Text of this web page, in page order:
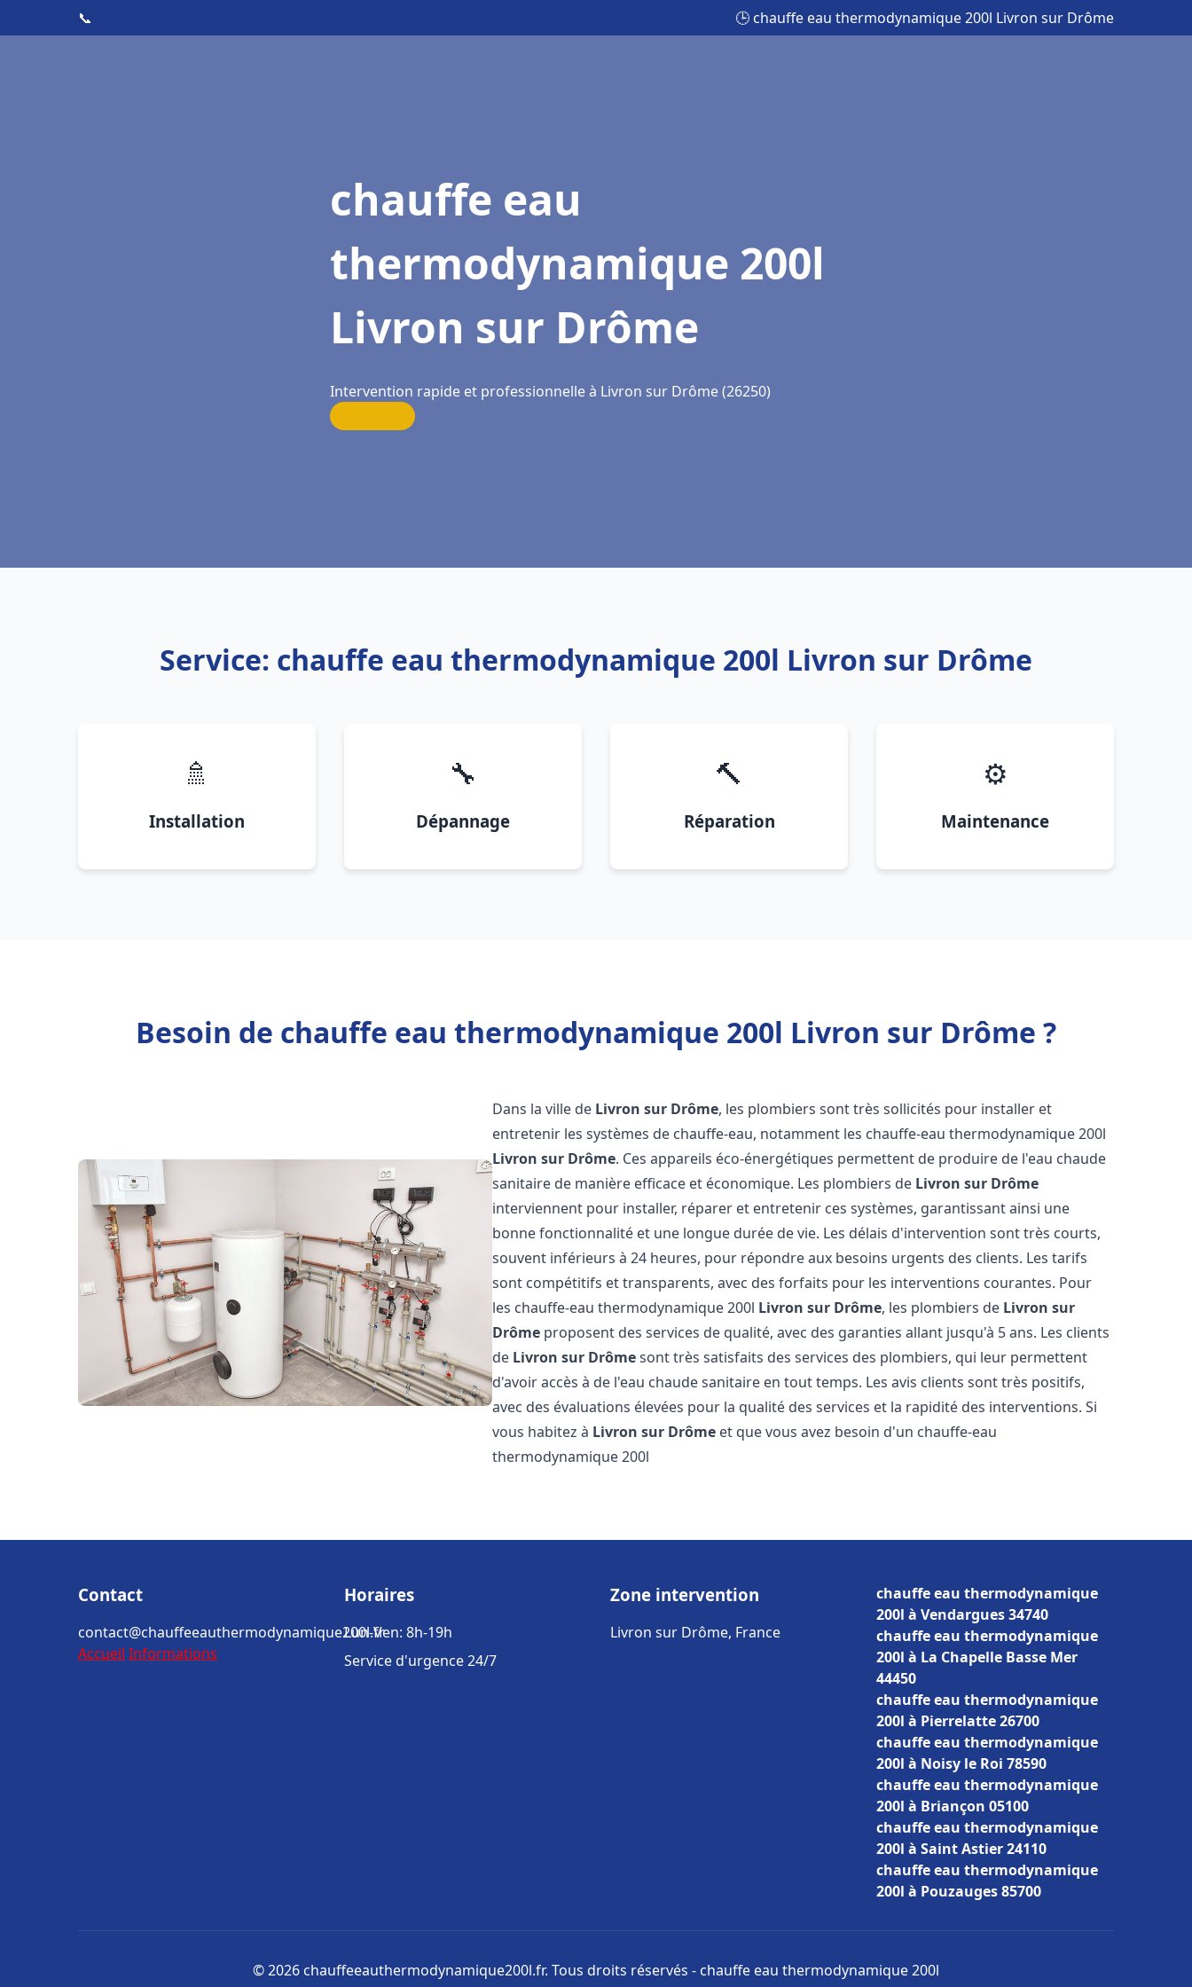
📞 🕒 chauffe eau thermodynamique 200l Livron sur Drôme
chauffe eau
thermodynamique 200l
Livron sur Drôme
Intervention rapide et professionnelle à Livron sur Drôme (26250)
Service: chauffe eau thermodynamique 200l Livron sur Drôme
🚿
Installation
🔧
Dépannage
🔨
Réparation
⚙️
Maintenance
Besoin de chauffe eau thermodynamique 200l Livron sur Drôme ?
Dans la ville de Livron sur Drôme, les plombiers sont très sollicités pour installer et
entretenir les systèmes de chauffe-eau, notamment les chauffe-eau thermodynamique 200l
Livron sur Drôme. Ces appareils éco-énergétiques permettent de produire de l'eau chaude
sanitaire de manière efficace et économique. Les plombiers de Livron sur Drôme
interviennent pour installer, réparer et entretenir ces systèmes, garantissant ainsi une
bonne fonctionnalité et une longue durée de vie. Les délais d'intervention sont très courts,
souvent inférieurs à 24 heures, pour répondre aux besoins urgents des clients. Les tarifs
sont compétitifs et transparents, avec des forfaits pour les interventions courantes. Pour
les chauffe-eau thermodynamique 200l Livron sur Drôme, les plombiers de Livron sur
Drôme proposent des services de qualité, avec des garanties allant jusqu'à 5 ans. Les clients
de Livron sur Drômesont très satisfaits des services des plombiers, qui leur permettent
d'avoir accès à de l'eau chaude sanitaire en tout temps. Les avis clients sont très positifs,
avec des évaluations élevées pour la qualité des services et la rapidité des interventions. Si
vous habitez à Livron sur Drôme et que vous avez besoin d'un chauffe-eau
thermodynamique 200l
Contact
contact@chauffeeauthermodynamique200l.fr
Accueil Informations
Horaires
Lun-Ven: 8h-19h
Service d'urgence 24/7
Zone intervention
Livron sur Drôme, France
chauffe eau thermodynamique
200l à Vendargues 34740
chauffe eau thermodynamique
200l à La Chapelle Basse Mer
44450
chauffe eau thermodynamique
200l à Pierrelatte 26700
chauffe eau thermodynamique
200l à Noisy le Roi 78590
chauffe eau thermodynamique
200l à Briançon 05100
chauffe eau thermodynamique
200l à Saint Astier 24110
chauffe eau thermodynamique
200l à Pouzauges 85700
© 2026 chauffeeauthermodynamique200l.fr. Tous droits réservés - chauffe eau thermodynamique 200l